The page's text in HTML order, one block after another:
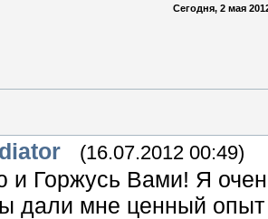
Сегодня, 2 мая
(16.07.2012 00:49)
и Горжусь Вами! Я
дали мне ценный